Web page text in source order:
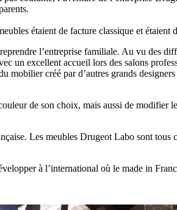
étaient de facture classique et étaient
l’entreprise familiale. Au vu des
un excellent accueil lors des salons
mobilier créé par d’autres grands
de son choix, mais aussi de
Les meubles Drugeot Labo sont tous
à l’international où le made in